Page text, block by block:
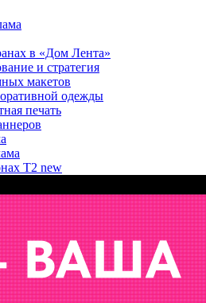
в «Дом Лента»
и стратегия
макетов
одежды
печать
T2 new